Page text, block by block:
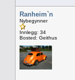
Ranheim`n
Nybegynner
Innlegg: 34
Bosted: Geithus